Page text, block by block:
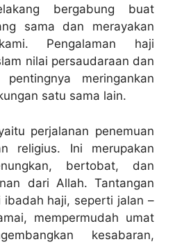
bergabung buat
sama dan merayakan
Pengalaman haji
nilai persaudaraan dan
meringankan
satu sama lain.
perjalanan penemuan
religius. Ini merupakan
bertobat, dan
dari Allah. Tantangan
haji, seperti jalan –
mempermudah umat
kesabaran,